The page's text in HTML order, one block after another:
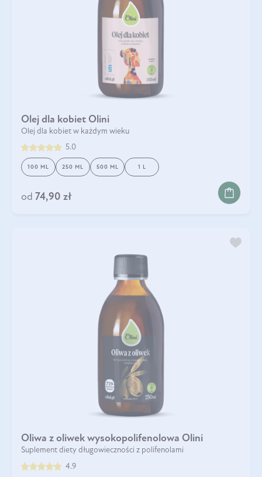
Olej dla kobiet Olini
Olej dla kobiet w każdym wieku
5.0
100 ML 250 ML 500 ML 1 L
od 74,90 zł
Oliwa z oliwek wysokopolifenolowa Olini
Suplement diety długowieczności z polifenolami
4.9